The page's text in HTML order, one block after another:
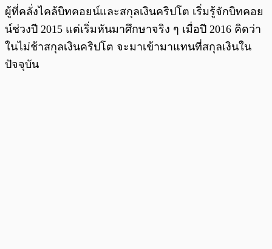
ผู้ที่คลั่งไคล้บิทคอยน์และสกุลเงินคริปโต เริ่มรู้จักบิทคอย
น์ช่วงปี 2015 แต่เริ่มหันมาศึกษาจริง ๆ เมื่อปี 2016 คิดว่า
ในไม่ช้าสกุลเงินคริปโต จะมาเข้ามาแทนที่สกุลเงินใน
ปัจจุบัน